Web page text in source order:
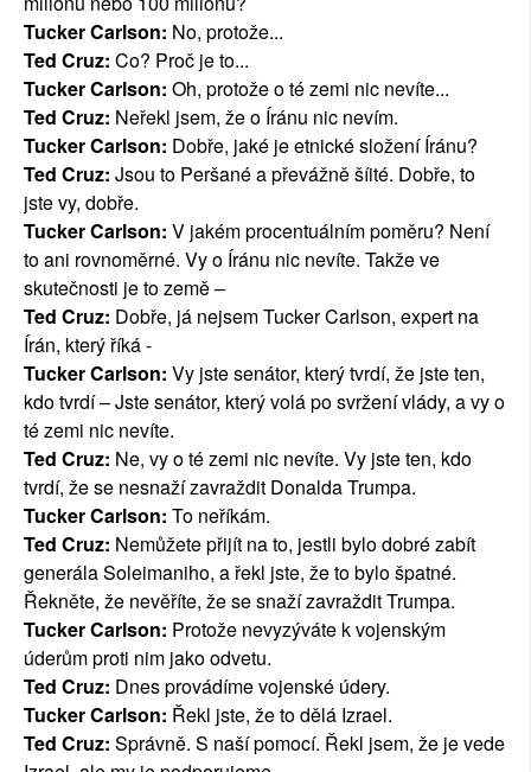
Tucker Carlson: No, protože...
Ted Cruz: Co? Proč je to...
Tucker Carlson: Oh, protože o té zemi nic nevíte...
Ted Cruz: Neřekl jsem, že o Íránu nic nevím.
Tucker Carlson: Dobře, jaké je etnické složení Íránu?
Ted Cruz: Jsou to Peršané a převážně šíité. Dobře, to
jste vy, dobře.
Tucker Carlson: V jakém procentuálním poměru? Není
to ani rovnoměrné. Vy o Íránu nic nevíte. Takže ve
skutečnosti je to země –
Ted Cruz: Dobře, já nejsem Tucker Carlson, expert na
Írán, který říká -
Tucker Carlson: Vy jste senátor, který tvrdí, že jste ten,
kdo tvrdí – Jste senátor, který volá po svržení vlády, a vy o
té zemi nic nevíte.
Ted Cruz: Ne, vy o té zemi nic nevíte. Vy jste ten, kdo
tvrdí, že se nesnaží zavraždit Donalda Trumpa.
Tucker Carlson: To neříkám.
Ted Cruz: Nemůžete přijít na to, jestli bylo dobré zabít
generála Soleimaniho, a řekl jste, že to bylo špatné.
Řekněte, že nevěříte, že se snaží zavraždit Trumpa.
Tucker Carlson: Protože nevyzýváte k vojenským
úderům proti nim jako odvetu.
Ted Cruz: Dnes provádíme vojenské údery.
Tucker Carlson: Řekl jste, že to dělá Izrael.
Ted Cruz: Správně. S naší pomocí. Řekl jsem, že je vede